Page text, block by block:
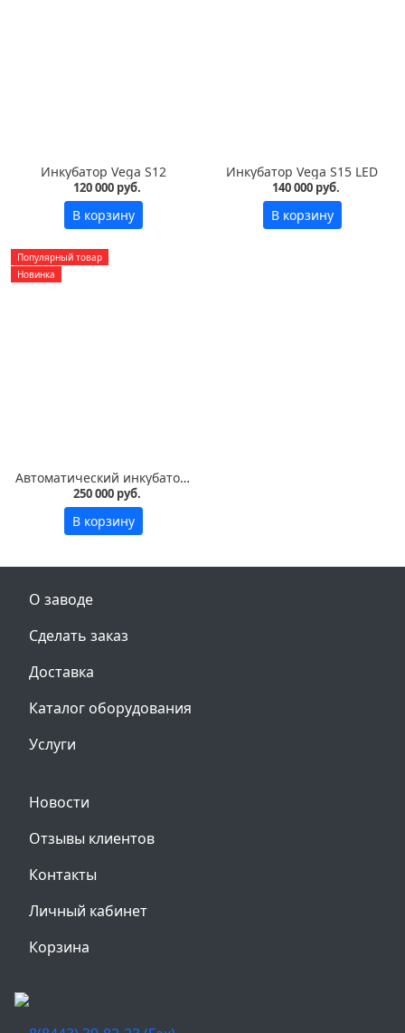
Инкубатор Vega S12
120 000 руб.
В корзину
Инкубатор Vega S15 LED
140 000 руб.
В корзину
Популярный товар
Новинка
Автоматический инкубатор Vega S30 LED на 3000 яиц
250 000 руб.
В корзину
О заводе
Сделать заказ
Доставка
Каталог оборудования
Услуги
Новости
Отзывы клиентов
Контакты
Личный кабинет
Корзина